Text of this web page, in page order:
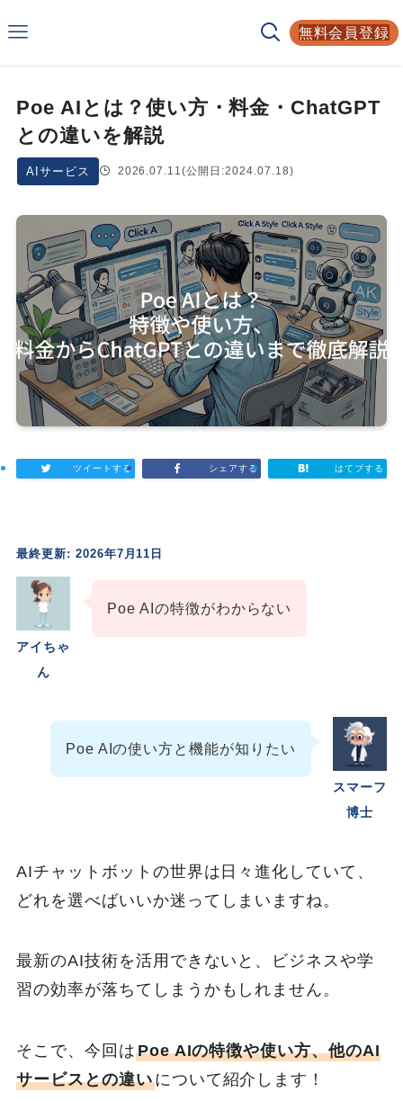
無料会員登録
Poe AIとは？使い方・料金・ChatGPT
との違いを解説
AIサービス 2026.07.11(公開日:2024.07.18)
ツイートする シェアする はてブする
最終更新: 2026年7月11日
アイちゃ
ん
Poe AIの特徴がわからない
スマーフ
博士
Poe AIの使い方と機能が知りたい
AIチャットボットの世界は日々進化していて、
どれを選べばいいか迷ってしまいますね。
最新のAI技術を活用できないと、ビジネスや学
習の効率が落ちてしまうかもしれません。
そこで、今回はPoe AIの特徴や使い方、他のAI
サービスとの違いについて紹介します！